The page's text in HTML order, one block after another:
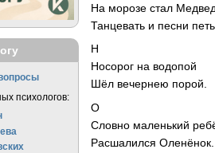
На морозе стал
Танцевать и песни петь.
Н
Носорог на водопой
Шёл вечернею порой.
О
Словно маленький
Расшалился Оленёнок.
психологов: